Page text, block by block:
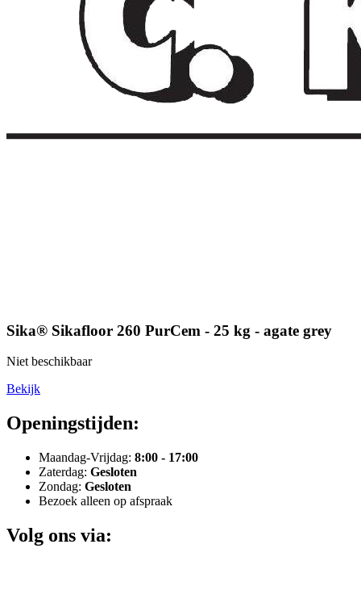
Sika® Sikafloor 260 PurCem - 25 kg - agate grey
Niet beschikbaar
Bekijk
Openingstijden:
Maandag-Vrijdag: 8:00 - 17:00
Zaterdag: Gesloten
Zondag: Gesloten
Bezoek alleen op afspraak
Volg ons via: